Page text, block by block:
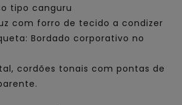
tipo canguru
com forro de tecido a condizer
Bordado corporativo no
cordões tonais com pontas de